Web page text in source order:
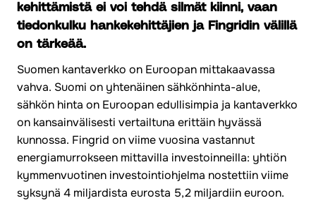
kehittämistä ei voi tehdä silmät kiinni, vaan
tiedonkulku hankekehittäjien ja Fingridin välillä
on tärkeää.
Suomen kantaverkko on Euroopan mittakaavassa
vahva. Suomi on yhtenäinen sähkönhinta-alue,
sähkön hinta on Euroopan edullisimpia ja kantaverkko
on kansainvälisesti vertailtuna erittäin hyvässä
kunnossa. Fingrid on viime vuosina vastannut
energiamurrokseen mittavilla investoinneilla: yhtiön
kymmenvuotinen investointiohjelma nostettiin viime
syksynä 4 miljardista eurosta 5,2 miljardiin euroon.